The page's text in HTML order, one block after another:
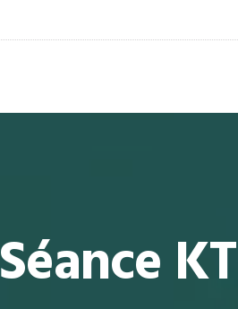
Séance